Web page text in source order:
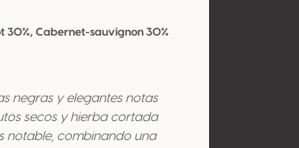
30%, Cabernet-sauvignon 30%
negras y elegantes notas
secos y hierba cortada
notable, combinando una